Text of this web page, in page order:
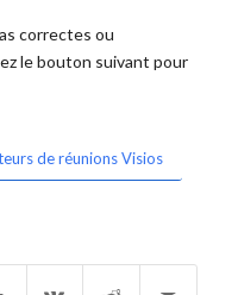
correctes ou
le bouton suivant pour
de réunions Visios